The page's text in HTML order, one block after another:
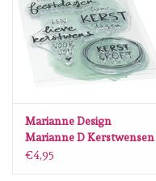
stempelinkt
stempelaccesoires
embellishments
Embellishment/bedeltjes
Marianne Design
Marianne D Kerstwensen
by Kaertjes & Co CS1182
€4,95